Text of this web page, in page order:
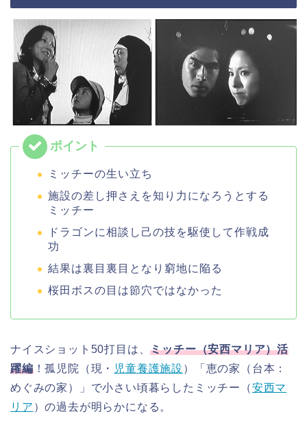
ミッチーの生い立ち
施設の差し押さえを知り力になろうとする
ミッチー
ドラゴンに相談し己の技を駆使して作戦成
功
結果は裏目裏目となり窮地に陥る
桜田ボスの目は節穴ではなかった
ナイスショット50打目は、ミッチー（安西マリア）活
躍編！孤児院（現・ 児童養護施設 ）「恵の家（台本：
めぐみの家）」で小さい頃暮らしたミッチー（安西マ
リア ）の過去が明らかになる。